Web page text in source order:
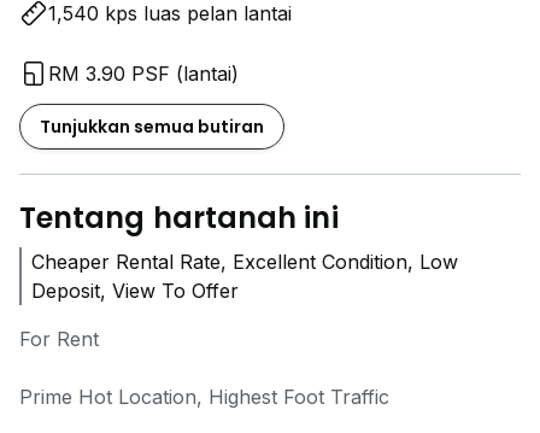
1,540 kps luas pelan lantai
RM 3.90 PSF (lantai)
Tunjukkan semua butiran
Tentang hartanah ini
Cheaper Rental Rate, Excellent Condition, Low
Deposit, View To Offer
For Rent
Prime Hot Location, Highest Foot Traffic